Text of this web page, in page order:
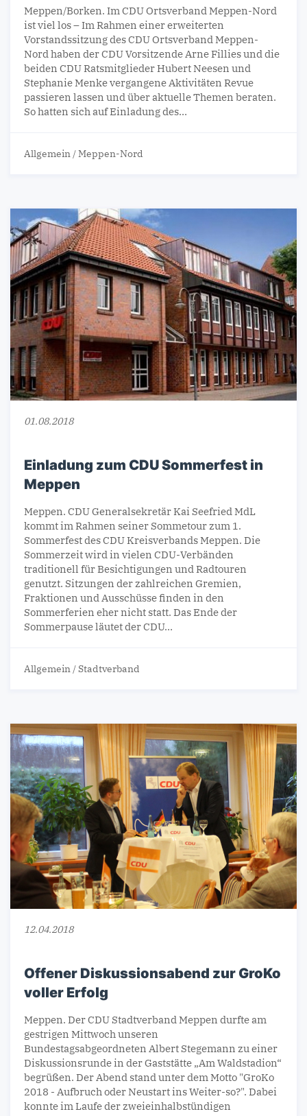
Meppen/Borken. Im CDU Ortsverband Meppen-Nord
ist viel los – Im Rahmen einer erweiterten
Vorstandssitzung des CDU Ortsverband Meppen-
Nord haben der CDU Vorsitzende Arne Fillies und die
beiden CDU Ratsmitglieder Hubert Neesen und
Stephanie Menke vergangene Aktivitäten Revue
passieren lassen und über aktuelle Themen beraten.
So hatten sich auf Einladung des…
Allgemein /Meppen-Nord
01.08.2018
Einladung zum CDU Sommerfest in
Meppen
Meppen. CDU Generalsekretär Kai Seefried MdL
kommt im Rahmen seiner Sommetour zum 1.
Sommerfest des CDU Kreisverbands Meppen. Die
Sommerzeit wird in vielen CDU-Verbänden
traditionell für Besichtigungen und Radtouren
genutzt. Sitzungen der zahlreichen Gremien,
Fraktionen und Ausschüsse finden in den
Sommerferien eher nicht statt. Das Ende der
Sommerpause läutet der CDU…
Allgemein /Stadtverband
12.04.2018
Offener Diskussionsabend zur GroKo
voller Erfolg
Meppen. Der CDU Stadtverband Meppen durfte am
gestrigen Mittwoch unseren
Bundestagsabgeordneten Albert Stegemann zu einer
Diskussionsrunde in der Gaststätte „Am Waldstadion“
begrüßen. Der Abend stand unter dem Motto "GroKo
2018 - Aufbruch oder Neustart ins Weiter-so?". Dabei
konnte im Laufe der zweieinhalbstündigen